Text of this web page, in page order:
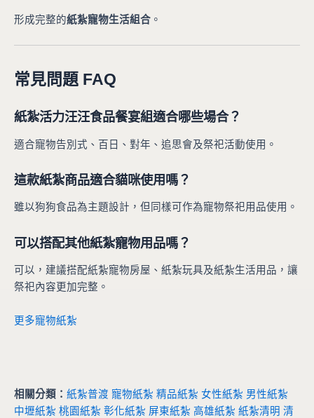
形成完整的紙紮寵物生活組合 。
常見問題 FAQ
紙紮活力汪汪食品餐宴組適合哪些場合？
適合寵物告別式、百日、對年、追思會及祭祀活動使用。
這款紙紮商品適合貓咪使用嗎？
雖以狗狗食品為主題設計，但同樣可作為寵物祭祀用品使用。
可以搭配其他紙紮寵物用品嗎？
可以，建議搭配紙紮寵物房屋、紙紮玩具及紙紮生活用品，讓
祭祀內容更加完整。
更多寵物紙紮
相關分類： 紙紮普渡 寵物紙紮 精品紙紮 女性紙紮 男性紙紮
中壢紙紮 桃園紙紮 彰化紙紮 屏東紙紮 高雄紙紮 紙紮清明 清